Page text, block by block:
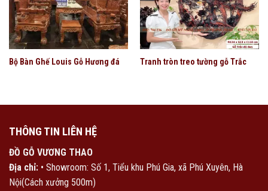
Bộ Bàn Ghế Louis Gỗ Hương đá Tranh tròn treo tường gỗ Trắc
THÔNG TIN LIÊN HỆ
ĐỒ GỖ VƯƠNG THAO
Địa chỉ: • Showroom: Số 1, Tiểu khu Phú Gia, xã Phú Xuyên, Hà
Nội(Cách xưởng 500m)